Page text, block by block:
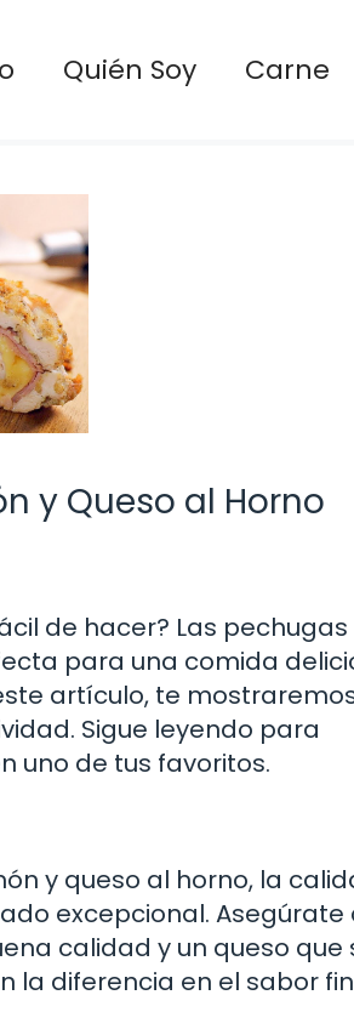
Quién Soy Carne
y Queso al Horno
de hacer? Las pechugas
para una comida
artículo, te
Sigue leyendo para
uno de tus favoritos.
y queso al horno, la
excepcional. Asegúrate
calidad y un queso que
la diferencia en el sabor